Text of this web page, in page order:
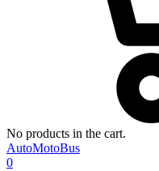
No products in the cart.
AutoMotoBus
0